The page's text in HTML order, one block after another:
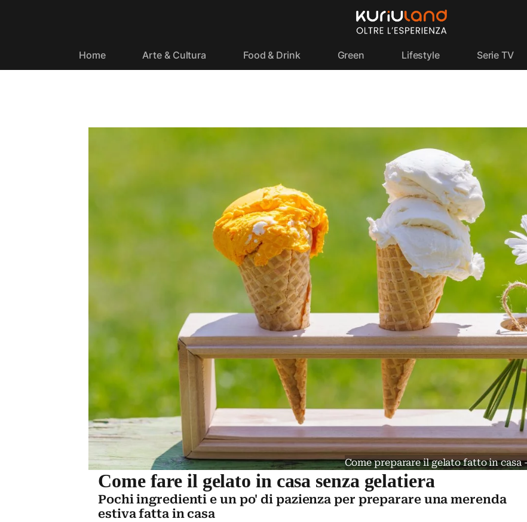
Home Arte & Cultura Food & Drink Green Lifestyle Serie TV
Come preparare il gelato fatto in
Come fare il gelato in casa senza gelatiera
Pochi ingredienti e un po' di pazienza per preparare una merenda
estiva fatta in casa